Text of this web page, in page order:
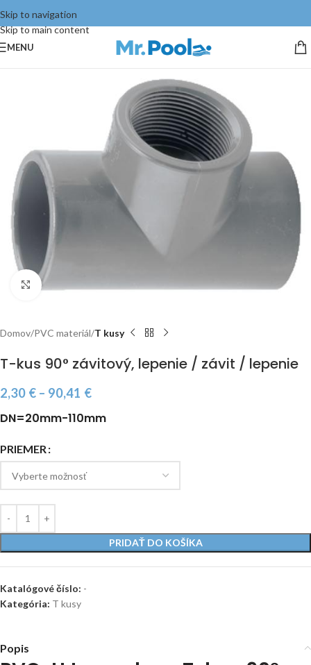
Skip to navigation
Skip to main content
MENU
Click to enlarge
Domov PVC materiál T kusy
T-kus 90° závitový, lepenie / závit / lepenie
2,30 € – 90,41 €
DN=20mm-110mm
PRIEMER
PRIDAŤ DO KOŠÍKA
Katalógové číslo: -
Kategória: T kusy
Popis